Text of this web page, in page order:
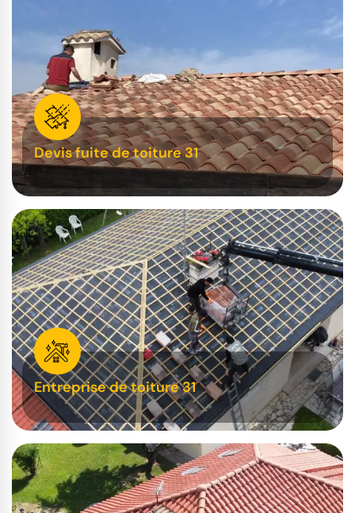
Devis fuite de toiture 31
Entreprise de toiture 31